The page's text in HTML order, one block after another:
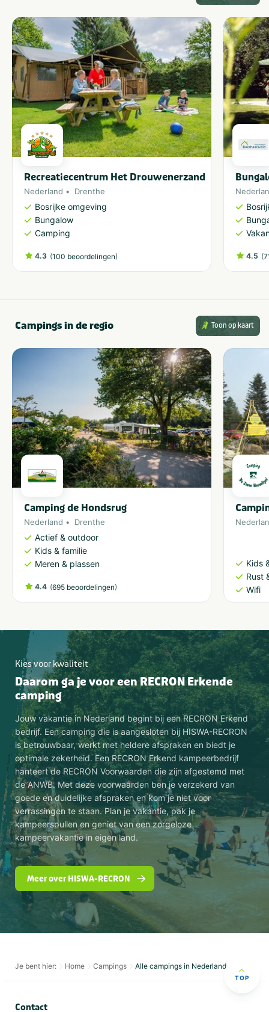
Recreatiecentrum Het Drouwenerzand
Nederland Drenthe
Bosrijke omgeving
Bungalow
Camping
4.3 (100 beoordelingen) 4.5 (
Campings in de regio Toon op kaart
Camping de Hondsrug
Nederland Drenthe
Actief & outdoor
Kids & familie
Meren & plassen
4.4 (695 beoordelingen)
Kids
Rust
Wifi
Kies voor kwaliteit
Daarom ga je voor een RECRON Erkende
camping
Jouw vakantie in Nederland begint bij een RECRON Erkend
bedrijf. Een camping die is aangesloten bij HISWA-RECRON
is betrouwbaar, werkt met heldere afspraken en biedt je
optimale zekerheid. Een RECRON Erkend kampeerbedrijf
hanteert de RECRON Voorwaarden die zijn afgestemd met
de ANWB. Met deze voorwaarden ben je verzekerd van
goede en duidelijke afspraken en kom je niet voor
verrassingen te staan. Plan je vakantie, pak je
kampeerspullen en geniet van een zorgeloze
kampeervakantie in eigen land.
Meer over HISWA-RECRON
Je bent hier: Home Campings Alle campings in Nederland
TOP
Contact